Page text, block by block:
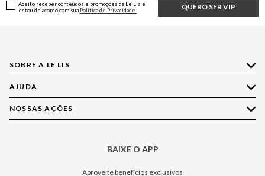
QUERO SER VIP
Aceito receber conteúdos e promoções da Le Lis e
estou de acordo com sua Política de Privacidade.
SOBRE A LE LIS
Quem Somos
Nossas Lojas
Política de Privacidade
AJUDA
Compre pelo WhatsApp
Central de Relacionamento
NOSSAS AÇÕES
BAIXE O APP
Aproveite benefícios exclusivos